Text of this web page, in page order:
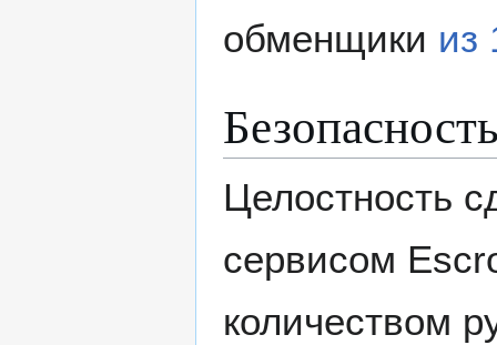
обменщики из
Целостность
сервисом
количеством